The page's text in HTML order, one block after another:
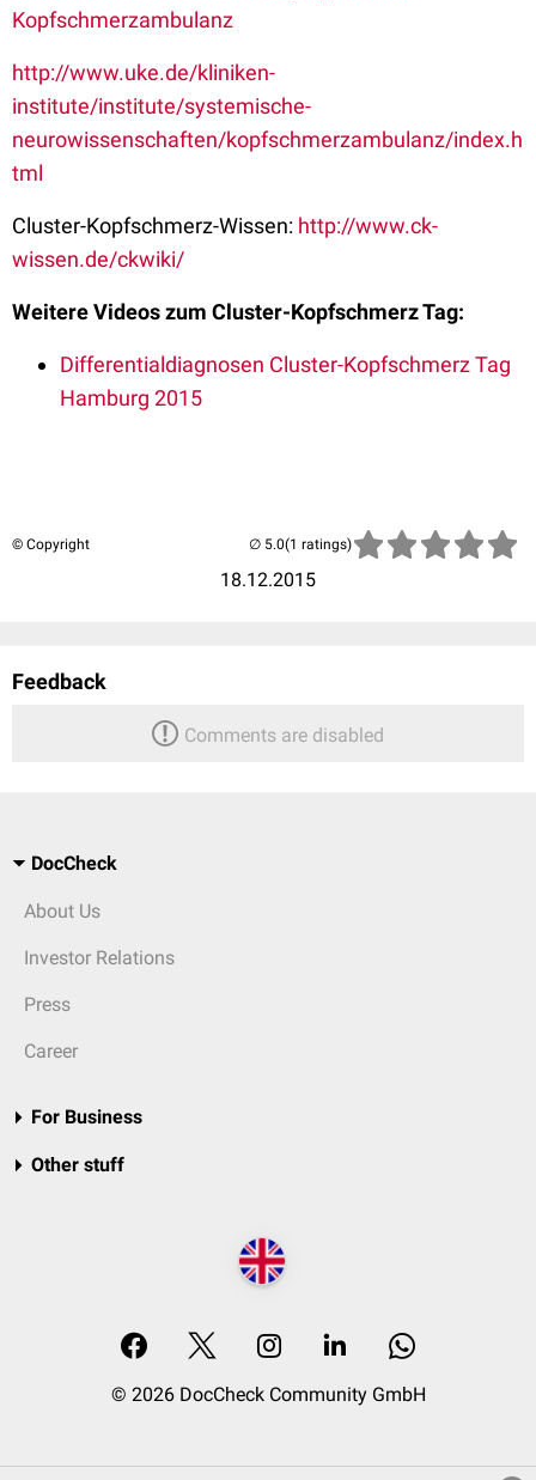
Kopfschmerzambulanz
http://www.uke.de/kliniken-
institute/institute/systemische-
neurowissenschaften/kopfschmerzambulanz/index.h
tml
Cluster-Kopfschmerz-Wissen: http://www.ck-
wissen.de/ckwiki/
Weitere Videos zum Cluster-Kopfschmerz Tag:
Differentialdiagnosen Cluster-Kopfschmerz Tag
Hamburg 2015
© Copyright
18.12.2015
(1 ratings)
Feedback
Comments are disabled
DocCheck
About Us
Investor Relations
Press
Career
For Business
Other stuff
© 2026 DocCheck Community GmbH